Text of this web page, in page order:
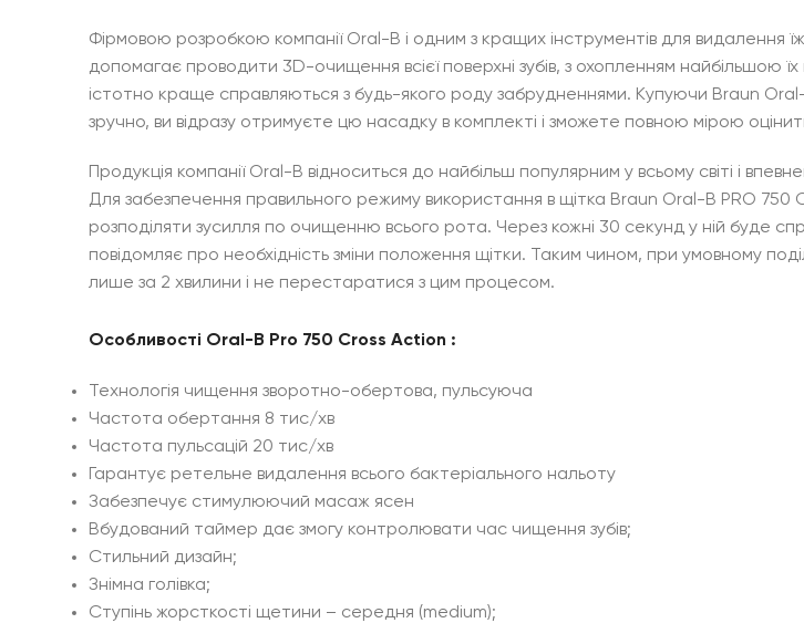
Фірмовою розробкою компанії Oral-B і одним з кращих інструментів для видалення
допомагає проводити 3D-очищення всієї поверхні зубів, з охопленням найбільшою
істотно краще справляються з будь-якого роду забрудненнями. Купуючи Braun
зручно, ви відразу отримуєте цю насадку в комплекті і зможете повною мірою
Продукція компанії Oral-B відноситься до найбільш популярним у всьому світі і
Для забезпечення правильного режиму використання в щітка Braun Oral-B PRO 750
розподіляти зусилля по очищенню всього рота. Через кожні 30 секунд у ній буде
повідомляє про необхідність зміни положення щітки. Таким чином, при умовному
лише за 2 хвилини і не перестаратися з цим процесом.
Особливості Oral-B Pro 750 Cross Action :
Технологія чищення зворотно-обертова, пульсуюча
Частота обертання 8 тис/хв
Частота пульсацій 20 тис/хв
Гарантує ретельне видалення всього бактеріального нальоту
Забезпечує стимулюючий масаж ясен
Вбудований таймер дає змогу контролювати час чищення зубів;
Стильний дизайн;
Знімна голівка;
Ступінь жорсткості щетини – середня (medium);